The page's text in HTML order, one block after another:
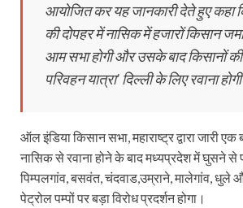
आयोजित कर यह जानकारी देते हुए कहा
की दोपहर में नासिक में हजारों किसान
आम सभा होगी और उसके बाद किसानों की
परिवहन यात्रा’ दिल्ली के लिए रवाना
ऑल इंडिया किसान सभा, महाराष्ट्र द्वारा जारी
नासिक से रवाना होने के बाद मध्यप्रदेश में घुसने
पिम्पलगांव, बसवंत, चंदवाड,उम्राने, मालेगांव, धुले
पेट्रोल पम्पों पर बड़ा विरोध प्रदर्शन होगा।